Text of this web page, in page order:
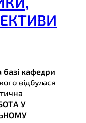
базі кафедри
відбулася
У